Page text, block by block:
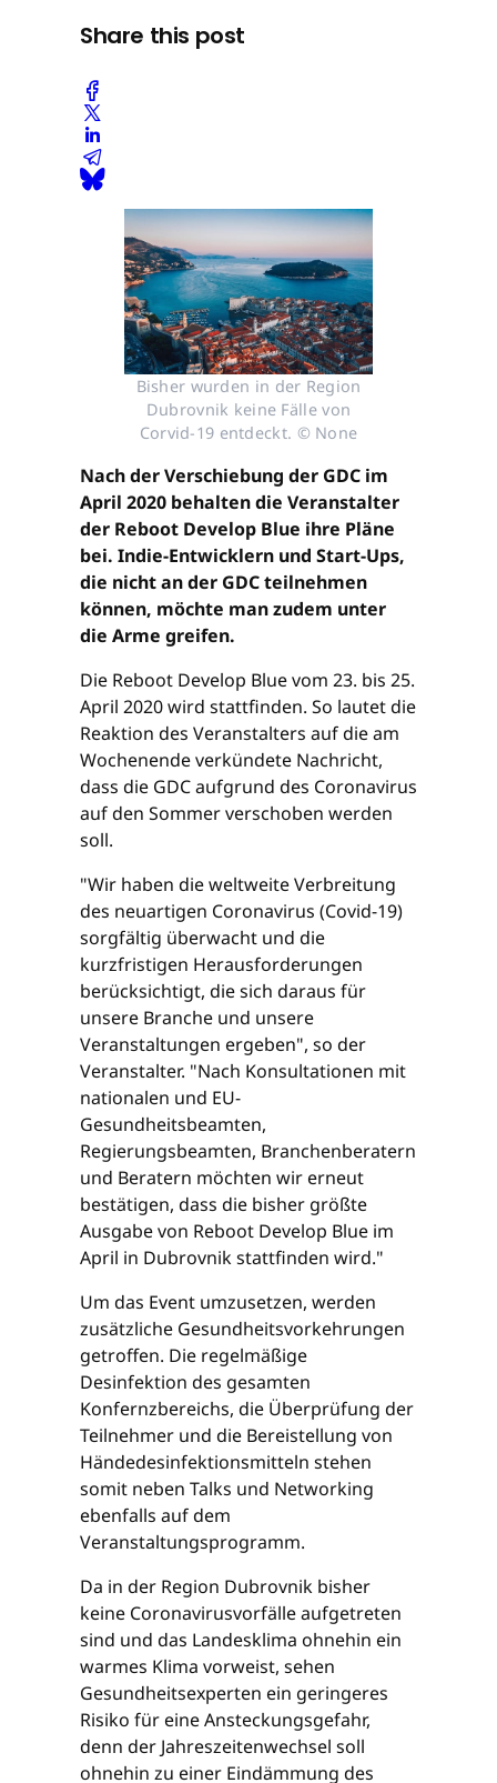
Share this post
Bisher wurden in der Region
Dubrovnik keine Fälle von
Corvid-19 entdeckt. © None
Nach der Verschiebung der GDC im
April 2020 behalten die Veranstalter
der Reboot Develop Blue ihre Pläne
bei. Indie-Entwicklern und Start-Ups,
die nicht an der GDC teilnehmen
können, möchte man zudem unter
die Arme greifen.
Die Reboot Develop Blue vom 23. bis 25.
April 2020 wird stattfinden. So lautet die
Reaktion des Veranstalters auf die am
Wochenende verkündete Nachricht,
dass die GDC aufgrund des Coronavirus
auf den Sommer verschoben werden
soll.
"Wir haben die weltweite Verbreitung
des neuartigen Coronavirus (Covid-19)
sorgfältig überwacht und die
kurzfristigen Herausforderungen
berücksichtigt, die sich daraus für
unsere Branche und unsere
Veranstaltungen ergeben", so der
Veranstalter. "Nach Konsultationen mit
nationalen und EU-
Gesundheitsbeamten,
Regierungsbeamten, Branchenberatern
und Beratern möchten wir erneut
bestätigen, dass die bisher größte
Ausgabe von Reboot Develop Blue im
April in Dubrovnik stattfinden wird."
Um das Event umzusetzen, werden
zusätzliche Gesundheitsvorkehrungen
getroffen. Die regelmäßige
Desinfektion des gesamten
Konfernzbereichs, die Überprüfung der
Teilnehmer und die Bereistellung von
Händedesinfektionsmitteln stehen
somit neben Talks und Networking
ebenfalls auf dem
Veranstaltungsprogramm.
Da in der Region Dubrovnik bisher
keine Coronavirusvorfälle aufgetreten
sind und das Landesklima ohnehin ein
warmes Klima vorweist, sehen
Gesundheitsexperten ein geringeres
Risiko für eine Ansteckungsgefahr,
denn der Jahreszeitenwechsel soll
ohnehin zu einer Eindämmung des